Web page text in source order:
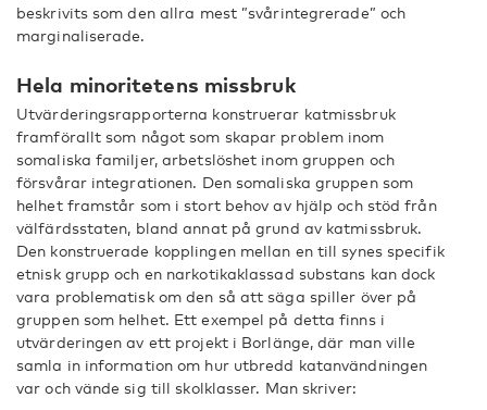
beskrivits som den allra mest ”svårintegrerade” och
marginaliserade.
Hela minoritetens missbruk
Utvärderingsrapporterna konstruerar katmissbruk
framförallt som något som skapar problem inom
somaliska familjer, arbetslöshet inom gruppen och
försvårar integrationen. Den somaliska gruppen som
helhet framstår som i stort behov av hjälp och stöd från
välfärdsstaten, bland annat på grund av katmissbruk.
Den konstruerade kopplingen mellan en till synes specifik
etnisk grupp och en narkotikaklassad substans kan dock
vara problematisk om den så att säga spiller över på
gruppen som helhet. Ett exempel på detta finns i
utvärderingen av ett projekt i Borlänge, där man ville
samla in information om hur utbredd katanvändningen
var och vände sig till skolklasser. Man skriver: